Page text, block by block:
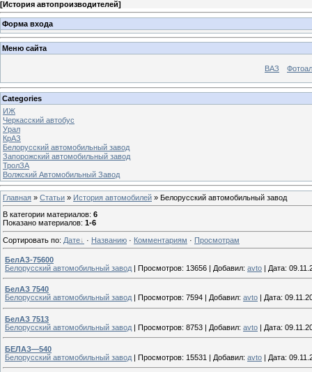
[История автопроизводителей]
Форма входа
Меню сайта
ВАЗ
Categories
ИЖ
Черкасский автобус
Урал
КрАЗ
Белорусский автомобильный завод
Запорожский автомобильный завод
ТролЗА
Волжский Автомобильный Завод
Главная » Статьи » История автомобилей » Белорусский автомобильный завод
В категории материалов: 6
Показано материалов: 1-6
Сортировать по: Дате · Названию · Комментариям · Просмотрам
БелАЗ-75600
Белорусский автомобильный завод | Просмотров: 13656 | Добавил: avto | Дата:
БелАЗ 7540
Белорусский автомобильный завод
Просмотров: 7594 Добавил: avto Дата:
БелАЗ 7513
Белорусский автомобильный завод | Просмотров: 8753 | Добавил: avto | Дата:
БЕЛАЗ—540
Белорусский автомобильный завод | Просмотров: 15531 | Добавил: avto | Дата: